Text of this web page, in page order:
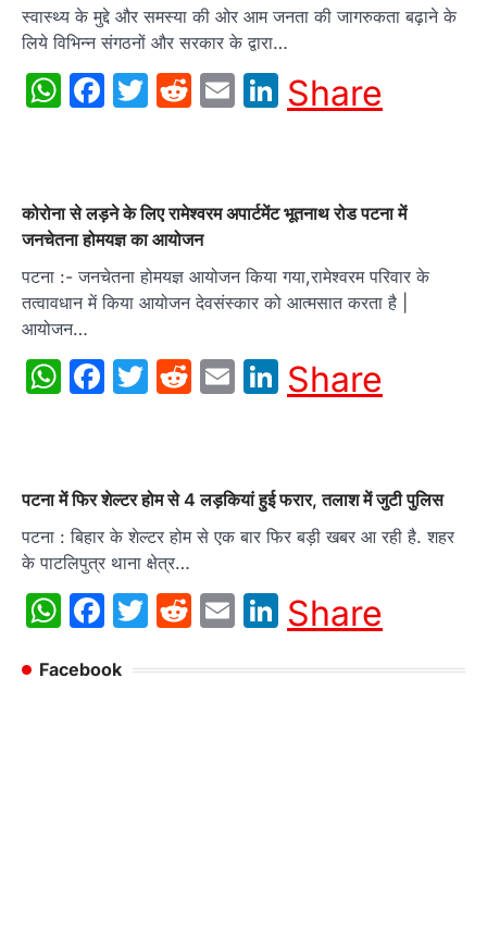
स्वास्थ्य के मुद्दे और समस्या की ओर आम जनता की जागरुकता बढ़ाने के
लिये विभिन्न संगठनों और सरकार के द्वारा…
WhatsApp
Facebook
Twitter
Reddit
EmailLinkedIn
Share
कोरोना से लड़ने के लिए रामेश्वरम अपार्टमेंट भूतनाथ रोड पटना में
जनचेतना होमयज्ञ का आयोजन
पटना :- जनचेतना होमयज्ञ आयोजन किया गया,रामेश्वरम परिवार के
तत्वावधान में किया आयोजन देवसंस्कार को आत्मसात करता है |
आयोजन…
WhatsApp
Facebook
Twitter
Reddit
EmailLinkedIn
Share
पटना में फिर शेल्‍टर होम से 4 लड़कियां हुई फरार, तलाश में जुटी पुलिस
पटना : बिहार के शेल्टर होम से एक बार फिर बड़ी खबर आ रही है. शहर
के पाटलिपुत्र थाना क्षेत्र…
WhatsApp
Facebook
Twitter
Reddit
EmailLinkedIn
Share
Facebook